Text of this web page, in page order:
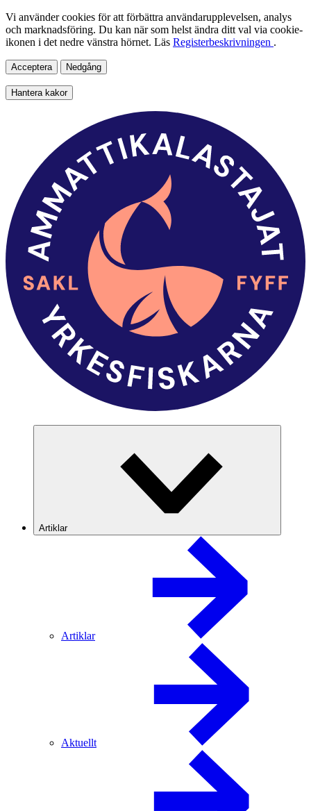
Vi använder cookies för att förbättra användarupplevelsen, analys
och marknadsföring. Du kan när som helst ändra ditt val via cookie-
ikonen i det nedre vänstra hörnet. Läs Registerbeskrivningen .
Acceptera Nedgång
Hantera kakor
Artiklar
Artiklar
Aktuellt